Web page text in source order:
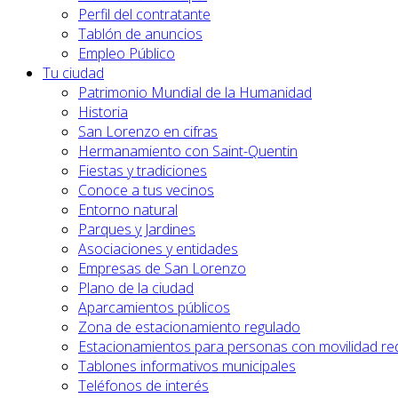
Perfil del contratante
Tablón de anuncios
Empleo Público
Tu ciudad
Patrimonio Mundial de la Humanidad
Historia
San Lorenzo en cifras
Hermanamiento con Saint-Quentin
Fiestas y tradiciones
Conoce a tus vecinos
Entorno natural
Parques y Jardines
Asociaciones y entidades
Empresas de San Lorenzo
Plano de la ciudad
Aparcamientos públicos
Zona de estacionamiento regulado
Estacionamientos para personas con movilidad
Tablones informativos municipales
Teléfonos de interés